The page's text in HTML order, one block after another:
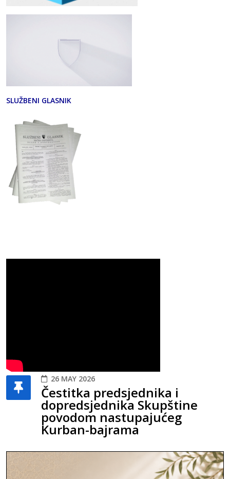
SLUŽBENI GLASNIK
26 MAY 2026
Čestitka predsjednika i
dopredsjednika Skupštine
povodom nastupajućeg
Kurban-bajrama